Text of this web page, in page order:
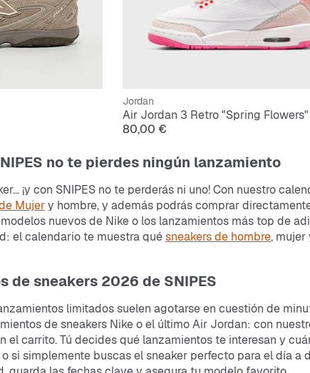
Jordan
Air Jordan 3 Retro "Spring Flowers"
80,00 €
no te pierdes ningún lanzamiento
¡y con SNIPES no te perderás ni uno! Con nuestro
Mujery hombre, y además podrás comprar
nuevos de Nike o los lanzamientos más top de
el calendario te muestra quésneakers de hombre, mujer
de sneakers 2026 de SNIPES
limitados suelen agotarse en cuestión de
de sneakers Nike o el último Air Jordan: con
carrito. Tú decides qué lanzamientos te interesan y
si simplemente buscas el sneaker perfecto para el día a